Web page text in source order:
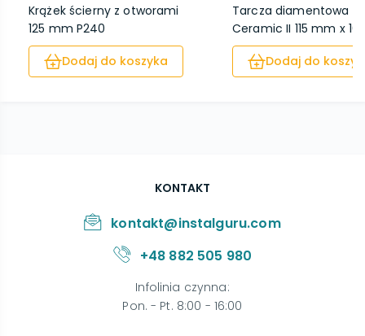
Krążek ścierny z otworami
125 mm P240
Dodaj do koszyka
Tarcza diamentowa
Ceramic II 115 mm x
Dodaj do
KONTAKT
kontakt@instalguru.com
+48 882 505 980
Infolinia czynna:
Pon. - Pt. 8:00 - 16:00